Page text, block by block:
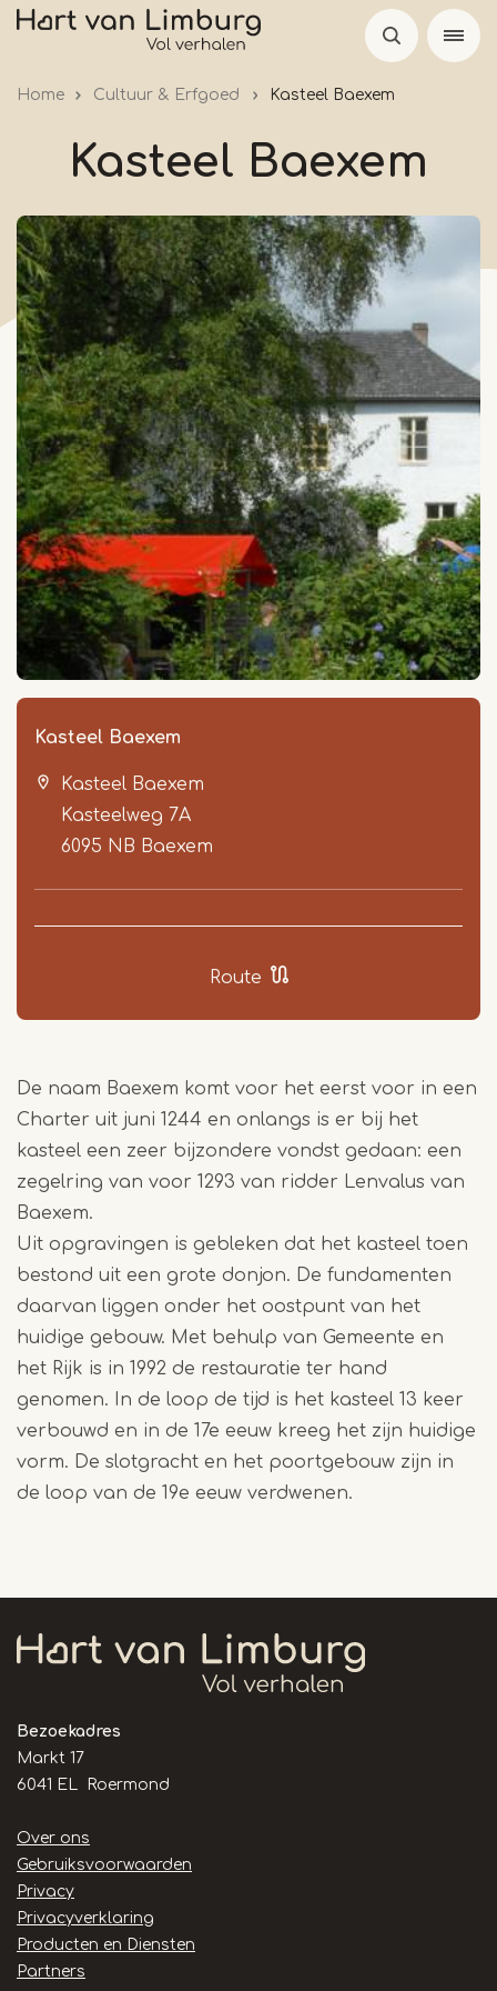
Overslaan
Home Cultuur & Erfgoed Kasteel Baexem
Kasteel Baexem
Kasteel Baexem
Kasteel Baexem
Kasteelweg 7A
6095 NB Baexem
Route
De naam Baexem komt voor het eerst voor in een
Charter uit juni 1244 en onlangs is er bij het
kasteel een zeer bijzondere vondst gedaan: een
zegelring van voor 1293 van ridder Lenvalus van
Baexem.
Uit opgravingen is gebleken dat het kasteel toen
bestond uit een grote donjon. De fundamenten
daarvan liggen onder het oostpunt van het
huidige gebouw. Met behulp van Gemeente en
het Rijk is in 1992 de restauratie ter hand
genomen. In de loop de tijd is het kasteel 13 keer
verbouwd en in de 17e eeuw kreeg het zijn huidige
vorm. De slotgracht en het poortgebouw zijn in
de loop van de 19e eeuw verdwenen.
Bezoekadres
Markt 17
6041 EL Roermond
Handige
links
Over ons
Gebruiksvoorwaarden
Privacy
Privacyverklaring
Producten en Diensten
Partners